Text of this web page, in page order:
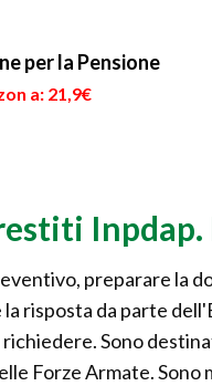
per la Pensione
a: 21,9€
preparare la
risposta da parte
Sono
Forze Armate.